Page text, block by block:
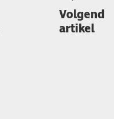
Volgend
artikel